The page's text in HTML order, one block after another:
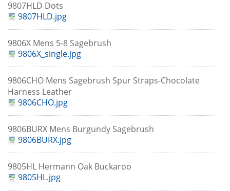
9807HLD Dots
9807HLD.jpg
9806X Mens 5-8 Sagebrush
9806X_single.jpg
9806CHO Mens Sagebrush Spur Straps-Chocolate
Harness Leather
9806CHO.jpg
9806BURX Mens Burgundy Sagebrush
9806BURX.jpg
9805HL Hermann Oak Buckaroo
9805HL.jpg